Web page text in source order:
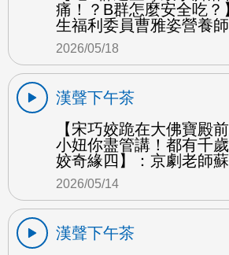
痛！？B群怎麼安全吃？
生福利委員曹雅姿營養
2026/05/18
漢聲下午茶
【宋巧姣跪在大佛寶殿
小妞你盡管講！都有千
姣奇緣四】：京劇老師
2026/05/14
漢聲下午茶